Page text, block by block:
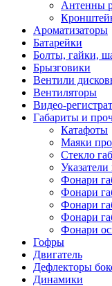
Антенны
Ароматизаторы
Батарейки
Болты, гайки,
Брызговики
Вентили
Вентиляторы
Видео-
Габариты и
Катафоты
Маяки
Стекло
Указатели
Фонари
Фонари
Фонари
Фонари
Фонари
Гофры
Двигатель
Дефлекторы
Динамики